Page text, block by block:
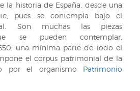
la historia de España, desde una
pues se contempla bajo el
Son muchas las piezas
se pueden contemplar,
una mínima parte de todo el
el corpus patrimonial de la
por el organismo Patrimonio